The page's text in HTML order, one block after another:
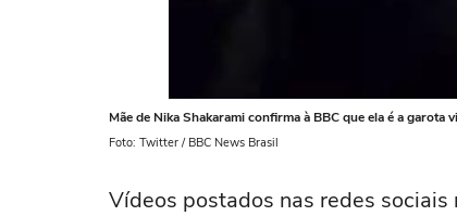
Mãe de Nika Shakarami confirma à BBC que ela é a garota
Foto: Twitter / BBC News Brasil
Vídeos postados nas redes